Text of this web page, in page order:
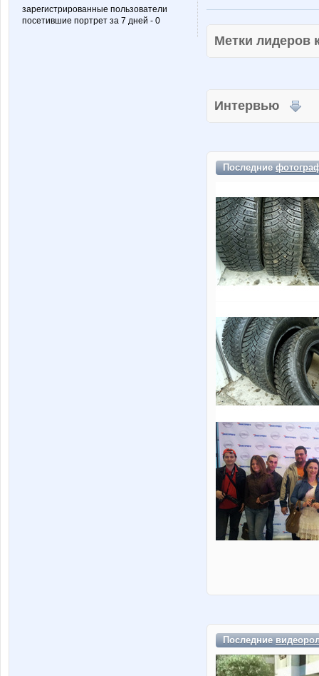
зарегистрированные пользователи
посетившие портрет за 7 дней - 0
Метки
Интервью
Последние
Последние